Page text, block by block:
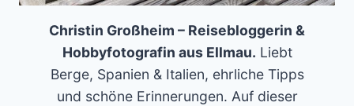
Christin Großheim – Reisebloggerin &
Hobbyfotografin aus Ellmau. Liebt
Berge, Spanien & Italien, ehrliche Tipps
und schöne Erinnerungen. Auf dieser